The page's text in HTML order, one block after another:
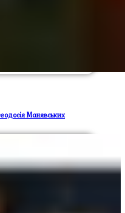
Манявських